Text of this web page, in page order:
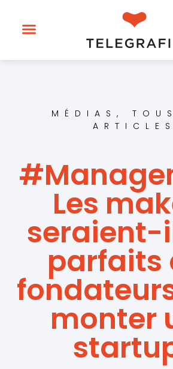
MÉDIAS ,
ARTICLES
Les
seraient-
parfaits
monter